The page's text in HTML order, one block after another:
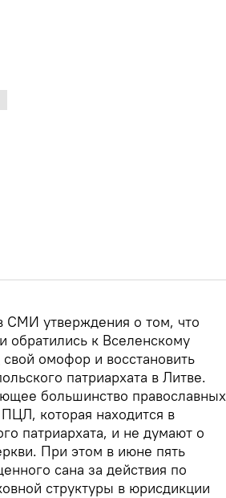
СМИ утверждения о том, что
обратились к Вселенскому
омофор и восстановить
патриархата в Литве.
большинство православных
которая находится в
патриархата, и не думают о
При этом в июне пять
сана за действия по
структуры в юрисдикции